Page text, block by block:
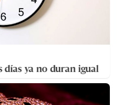
días ya no duran igual